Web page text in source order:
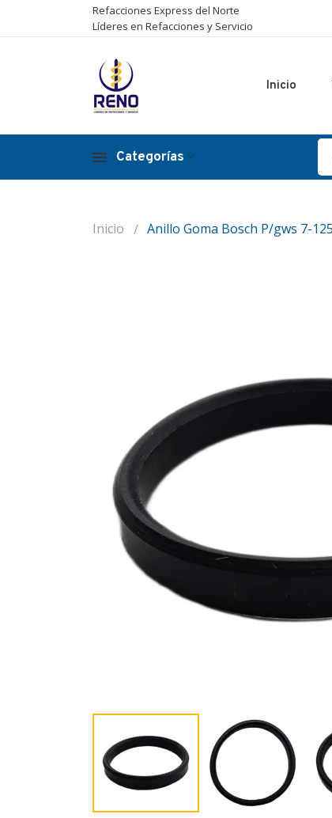
Refacciones Express del Norte
Líderes en Refacciones y Servicio
Inicio
Categorías
Inicio Anillo Goma Bosch P/gws 7-